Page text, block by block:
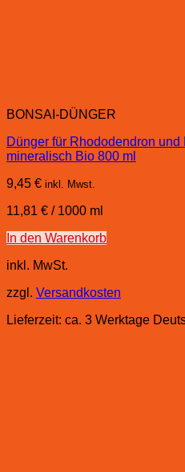
BONSAI-DÜNGER
Dünger für Rhododendron
mineralisch Bio 800 ml
9,45 € inkl. Mwst.
11,81 € / 1000 ml
In den Warenkorb
inkl. MwSt.
zzgl. Versandkosten
Lieferzeit: ca. 3 Werktage